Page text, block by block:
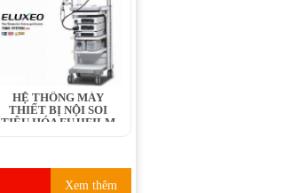
HỆ THỐNG MÁY
THIẾT BỊ NỘI SOI
TIÊU HÓA FUJIFILM
Xem thêm